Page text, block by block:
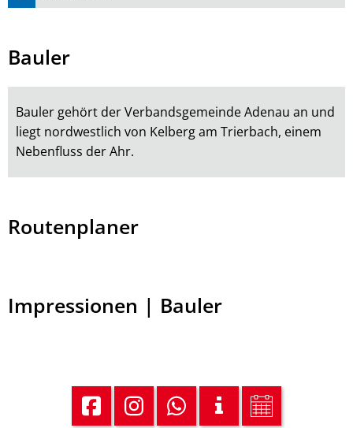
Bauler
Bauler gehört der Verbandsgemeinde Adenau an und
liegt nordwestlich von Kelberg am Trierbach, einem
Nebenfluss der Ahr.
Routenplaner
Impressionen | Bauler